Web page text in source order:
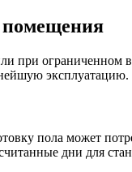
помещения
при ограниченном
эксплуатацию.
пола может
дни для